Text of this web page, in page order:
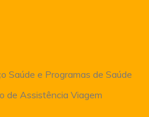
Saúde e Programas de Saúde
de Assistência Viagem